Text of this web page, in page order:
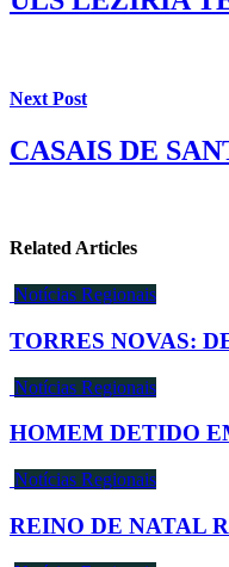
Next Post
CASAIS DE
Related Articles
Notícias Regionais
TORRES NOVAS:
Notícias Regionais
HOMEM DETIDO
Notícias Regionais
REINO DE NATAL